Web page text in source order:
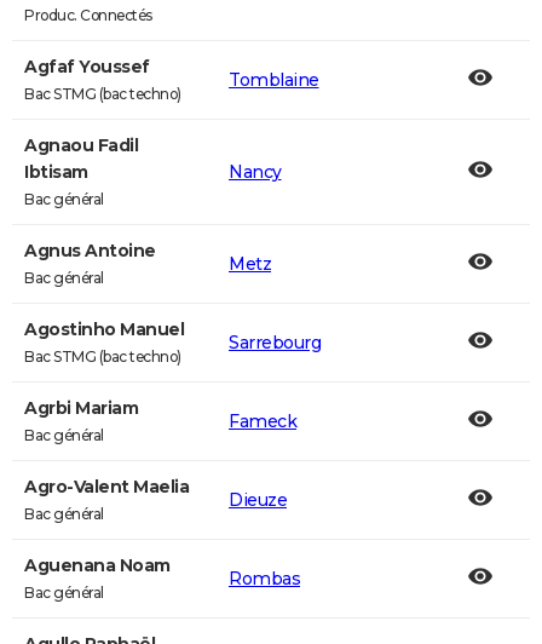
Produc. Connectés
Agfaf Youssef
Bac STMG (bac techno)
Tomblaine
Agnaou Fadil
Ibtisam
Bac général
Nancy
Agnus Antoine
Bac général
Metz
Agostinho Manuel
Bac STMG (bac techno)
Sarrebourg
Agrbi Mariam
Bac général
Fameck
Agro-Valent Maelia
Bac général
Dieuze
Aguenana Noam
Bac général
Rombas